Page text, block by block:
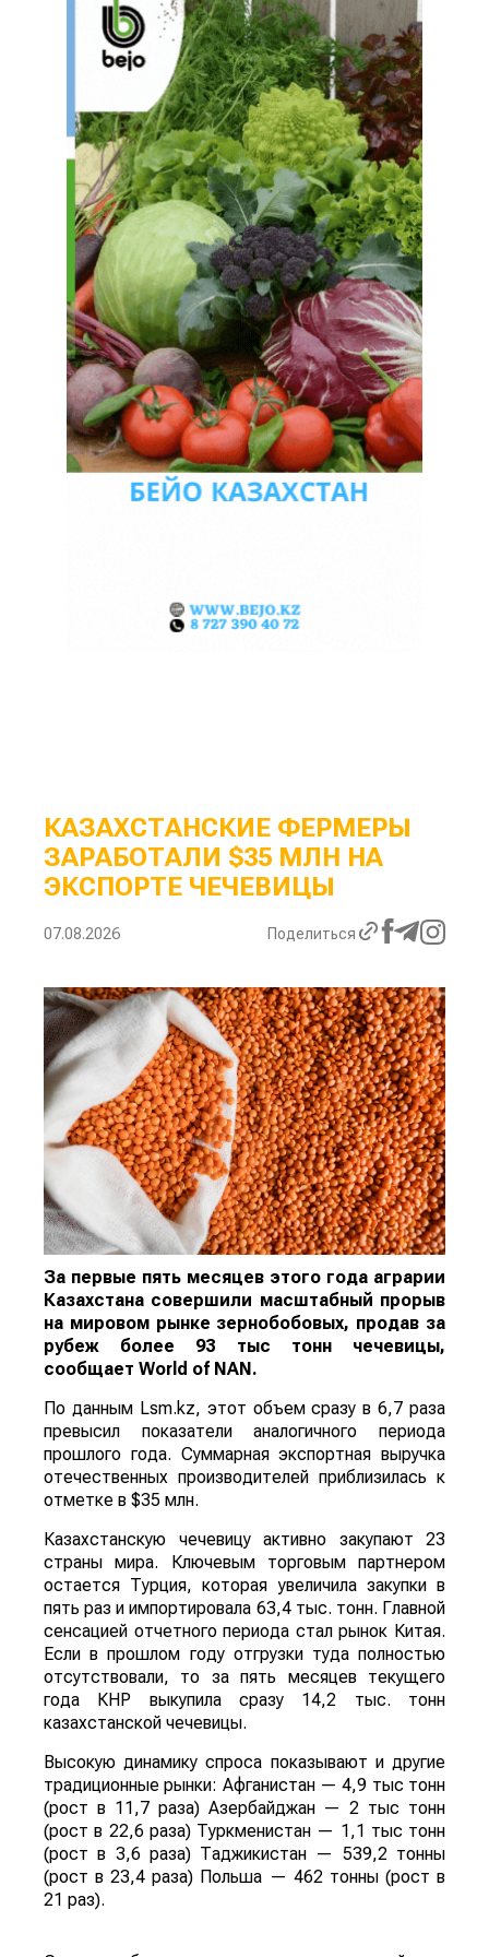
КАЗАХСТАНСКИЕ ФЕРМЕРЫ
ЗАРАБОТАЛИ $35 МЛН НА
ЭКСПОРТЕ ЧЕЧЕВИЦЫ
07.08.2026 Поделиться
За первые пять месяцев этого года аграрии
Казахстана совершили масштабный прорыв
на мировом рынке зернобобовых, продав за
рубеж более 93 тыс тонн чечевицы,
сообщает World of NAN.
По данным Lsm.kz, этот объем сразу в 6,7 раза
превысил показатели аналогичного периода
прошлого года. Суммарная экспортная выручка
отечественных производителей приблизилась к
отметке в $35 млн.
Казахстанскую чечевицу активно закупают 23
страны мира. Ключевым торговым партнером
остается Турция, которая увеличила закупки в
пять раз и импортировала 63,4 тыс. тонн. Главной
сенсацией отчетного периода стал рынок Китая.
Если в прошлом году отгрузки туда полностью
отсутствовали, то за пять месяцев текущего
года КНР выкупила сразу 14,2 тыс. тонн
казахстанской чечевицы.
Высокую динамику спроса показывают и другие
традиционные рынки: Афганистан — 4,9 тыс тонн
(рост в 11,7 раза) Азербайджан — 2 тыс тонн
(рост в 22,6 раза) Туркменистан — 1,1 тыс тонн
(рост в 3,6 раза) Таджикистан — 539,2 тонны
(рост в 23,4 раза) Польша — 462 тонны (рост в
21 раз).